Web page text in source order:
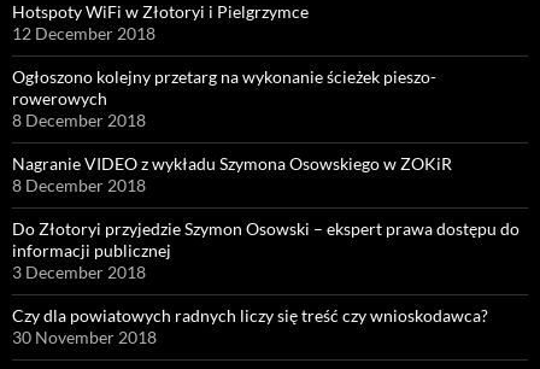
Hotspoty WiFi w Złotoryi i Pielgrzymce
12 December 2018
Ogłoszono kolejny przetarg na wykonanie ścieżek pieszo-
rowerowych
8 December 2018
Nagranie VIDEO z wykładu Szymona Osowskiego w ZOKiR
8 December 2018
Do Złotoryi przyjedzie Szymon Osowski – ekspert prawa dostępu do
informacji publicznej
3 December 2018
Czy dla powiatowych radnych liczy się treść czy wnioskodawca?
30 November 2018